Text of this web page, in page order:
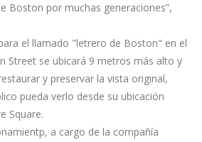
Boston por muchas generaciones”,
el llamado "letrero de Boston" en el
Street se ubicará 9 metros más alto y
y preservar la vista original,
pueda verlo desde su ubicación
Square.
a cargo de la compañía